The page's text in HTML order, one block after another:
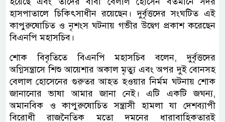
হাসপাতালে চিকিৎসাধীন রয়েছেন। দুর্বৃত্তদের সংঘটিত এই
কাপুরুষোচিত ও নৃশংস ঘটনায় গভীর উদ্বেগ প্রকাশ করেছেন
বিএনপি মহাসচিব।
শোক বিবৃতিতে বিএনপি মহাসচিব বলেন, দুর্বৃত্তদের
অগ্নিসন্ত্রাসে শিশু আয়েশার অকাল মৃত্যু এবং অপর দুই বোনসহ
বেলাল হোসেনের গুরুতর আহত হওয়ার নির্মম ঘটনায় শোক
জানানোর ভাষা আমার জানা নেই। এটি একটি জঘন্য,
অমানবিক ও কাপুরুষোচিত সন্ত্রাসী হামলা যা দেশব্যাপী
বিরোধী রাজনৈতিক মতো দমনের ধারাবাহিকতারই